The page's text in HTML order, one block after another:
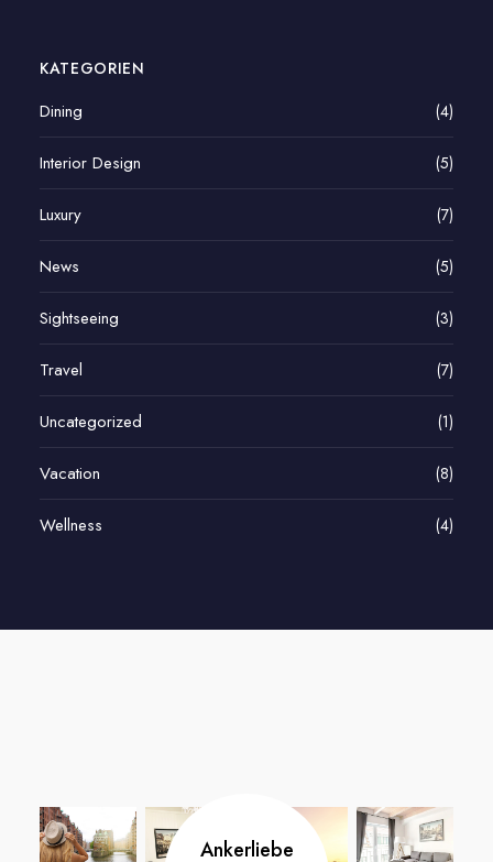
KATEGORIEN
Dining (4)
Interior Design (5)
Luxury (7)
News (5)
Sightseeing (3)
Travel (7)
Uncategorized (1)
Vacation (8)
Wellness (4)
Ankerliebe